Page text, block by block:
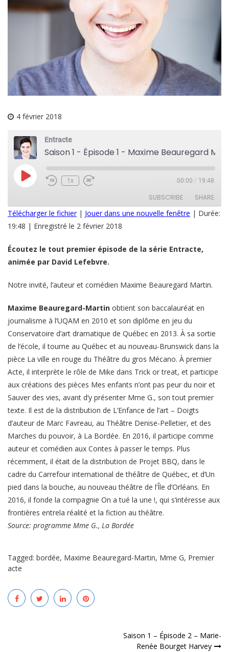
4 février 2018
Entracte
Play
Episode
1x 00:00 / 19:48
SUBSCRIBE SHARE
SHARE
LINK
Télécharger le fichier| Jouer dans une nouvelle fenêtre | Durée:
19:48 | Enregistré le 2 février 2018
Écoutez le tout premier épisode de la série Entracte,
animée par David Lefebvre.
Notre invité, l’auteur et comédien Maxime Beauregard Martin.
Maxime Beauregard-Martin obtient son baccalauréat en
journalisme à l’UQAM en 2010 et son diplôme en jeu du
Conservatoire d’art dramatique de Québec en 2013. À sa sortie
de l’école, il tourne au Québec et au nouveau-Brunswick dans la
pièce La ville en rouge du Théâtre du gros Mécano. À premier
Acte, il interprète le rôle de Mike dans Trick or treat, et participe
aux créations des pièces Mes enfants n’ont pas peur du noir et
Sauver des vies, avant d’y présenter Mme G., son tout premier
texte. Il est de la distribution de L’Enfance de l’art – Doigts
d’auteur de Marc Favreau, au Théâtre Denise-Pelletier, et des
Marches du pouvoir, à La Bordée. En 2016, il participe comme
auteur et comédien aux Contes à passer le temps. Plus
récemment, il était de la distribution de Projet BBQ, dans le
cadre du Carrefour international de théâtre de Québec, et d’Un
pied dans la bouche, au nouveau théâtre de l’Île d’Orléans. En
2016, il fonde la compagnie On a tué la une !, qui s’intéresse aux
frontières entrela réalité et la fiction au théâtre.
Source: programme Mme G., La Bordée
Tagged: bordée, Maxime Beauregard-Martin, Mme G, Premier
acte
Saison 1 – Épisode 2 – Marie-
Renée Bourget Harvey